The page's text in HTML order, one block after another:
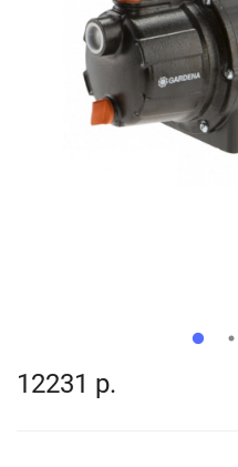
12231 р.